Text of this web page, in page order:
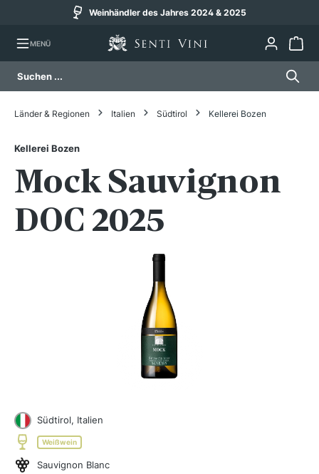
Weinhändler des Jahres 2024 & 2025
MENÜ
Bildergalerie überspringen
Länder & Regionen Italien Südtirol Kellerei Bozen
Kellerei Bozen
Mock Sauvignon
DOC 2025
Südtirol, Italien
Weißwein
Sauvignon Blanc